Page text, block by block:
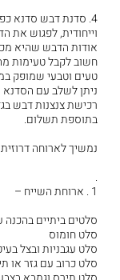
4. סדנת דבש סדנא כפרית אותנטית מדהימה
וייחודית, לפגוש את
אודות הדבש שהיא
חשוב לקבל טעימות
טעים וטבעי שמופק
ניתן לשלב עם
רכישת צנצנות דבש
בתוספת תשלום.
נמשיך לארוחה
.
1 . ארוחת השייח –
סלטים ביתיים בהכנה
סלט חומוס
סלט עגבניות ובצל
סלט כרוב עם גזר או